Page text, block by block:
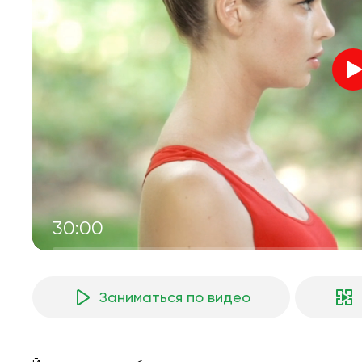
30:00
Заниматься по видео